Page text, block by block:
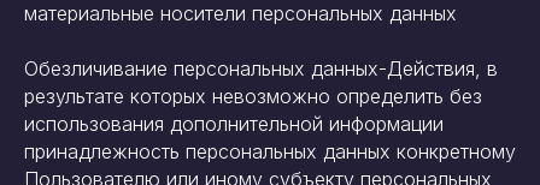
материальные носители персональных данных
Обезличивание персональных данных-Действия, в
результате которых невозможно определить без
использования дополнительной информации
принадлежность персональных данных конкретному
Пользователю или иному субъекту персональных